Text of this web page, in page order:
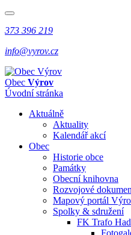
373 396 219
info@vyrov.cz
Obec Výrov
Úvodní stránka
Aktuálně
Aktuality
Kalendář akcí
Obec
Historie obce
Památky
Obecní knihovna
Rozvojové
Mapový portál
Spolky & sdružení
FK Trafo